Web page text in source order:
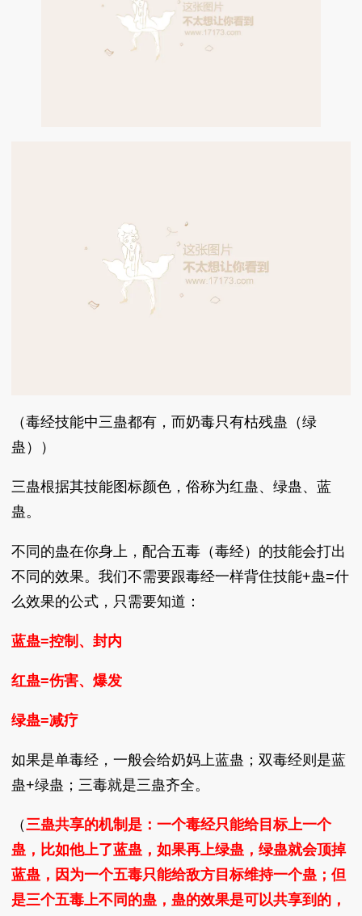
（毒经技能中三蛊都有，而奶毒只有枯残蛊（绿
蛊））
三蛊根据其技能图标颜色，俗称为红蛊、绿蛊、蓝
蛊。
不同的蛊在你身上，配合五毒（毒经）的技能会打出
不同的效果。我们不需要跟毒经一样背住技能+蛊=什
么效果的公式，只需要知道：
蓝蛊=控制、封内
红蛊=伤害、爆发
绿蛊=减疗
如果是单毒经，一般会给奶妈上蓝蛊；双毒经则是蓝
蛊+绿蛊；三毒就是三蛊齐全。
（三蛊共享的机制是：一个毒经只能给目标上一个
蛊，比如他上了蓝蛊，如果再上绿蛊，绿蛊就会顶掉
蓝蛊，因为一个五毒只能给敌方目标维持一个蛊；但
是三个五毒上不同的蛊，蛊的效果是可以共享到的，